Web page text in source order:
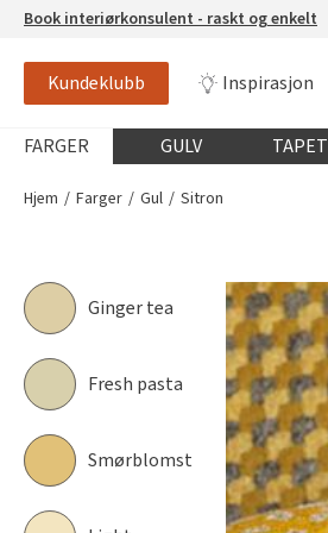
Book interiørkonsulent - raskt og enkelt
Kundeklubb Inspirasjon
Globalnavigasjon mobil
FARGER GULV TAPET
SITRON
Hjem Farger Gul Sitron
Ginger tea
Fresh pasta
Smørblomst